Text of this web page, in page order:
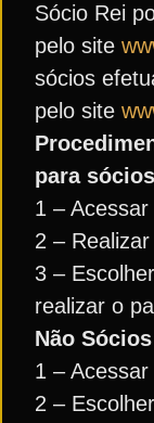
Sócio Rei
pelo site
sócios
pelo site
para
1 – Acessar
2 –
3 –
realizar o
Não Sócios
1 – Acessar
2 –